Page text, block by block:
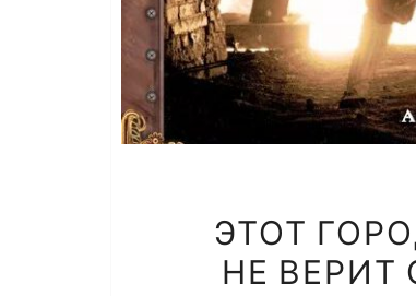
ЭТОТ
НЕ ВЕРИТ